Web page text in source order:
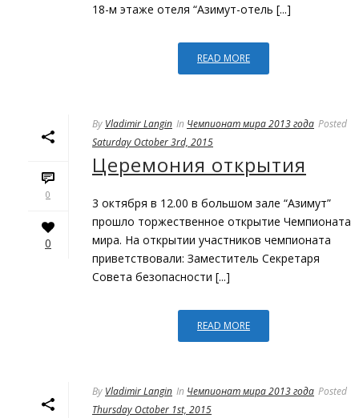
18-м этаже отеля “Азимут-отель [...]
READ MORE
0
0
By Vladimir Langin In Чемпионат мира 2013 года Posted
Saturday October 3rd, 2015
Церемония открытия
3 октября в 12.00 в большом зале “Азимут”
прошло торжественное открытие Чемпионата
мира. На открытии участников чемпионата
приветствовали: Заместитель Секретаря
Совета безопасности [...]
READ MORE
By Vladimir Langin In Чемпионат мира 2013 года Posted
Thursday October 1st, 2015